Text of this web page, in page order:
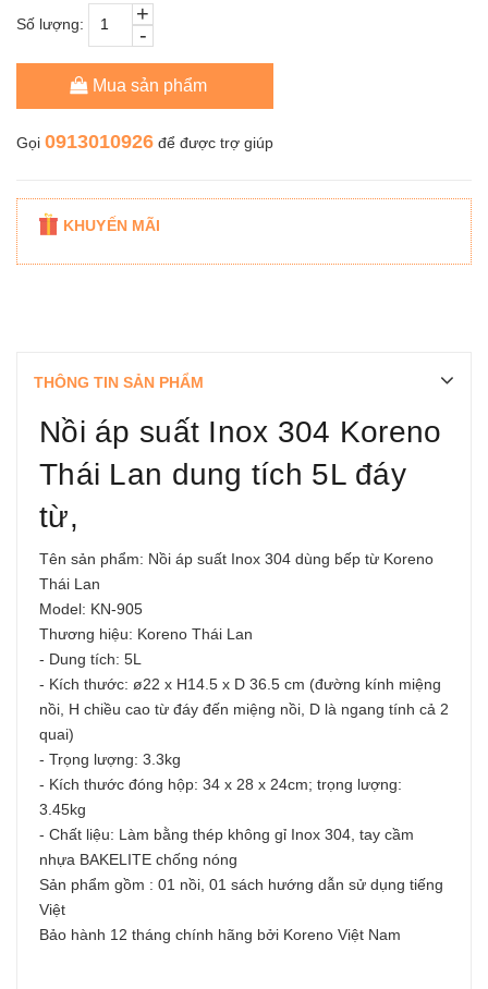
Số lượng: -
+
Mua sản phẩm
Gọi 0913010926 để được trợ giúp
KHUYẾN MÃI
THÔNG TIN SẢN PHẨM
Nồi áp suất Inox 304 Koreno
Thái Lan dung tích 5L đáy
từ,
Tên sản phẩm: Nồi áp suất Inox 304 dùng bếp từ Koreno
Thái Lan
Model: KN-905
Thương hiệu: Koreno Thái Lan
- Dung tích: 5L
- Kích thước: ø22 x H14.5 x D 36.5 cm (đường kính miệng
nồi, H chiều cao từ đáy đến miệng nồi, D là ngang tính cả 2
quai)
- Trọng lượng: 3.3kg
- Kích thước đóng hộp: 34 x 28 x 24cm; trọng lượng:
3.45kg
- Chất liệu: Làm bằng thép không gỉ Inox 304, tay cầm
nhựa BAKELITE chống nóng
Sản phẩm gồm : 01 nồi, 01 sách hướng dẫn sử dụng tiếng
Việt
Bảo hành 12 tháng chính hãng bởi Koreno Việt Nam